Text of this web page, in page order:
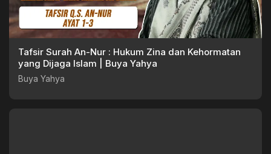
Tafsir Surah An-Nur : Hukum Zina dan Kehormatan
yang Dijaga Islam | Buya Yahya
Buya Yahya